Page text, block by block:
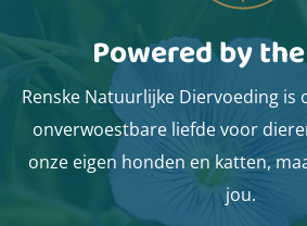
Powered by
Renske Natuurlijke Diervoeding is
onverwoestbare liefde voor
onze eigen honden en katten,
jou.